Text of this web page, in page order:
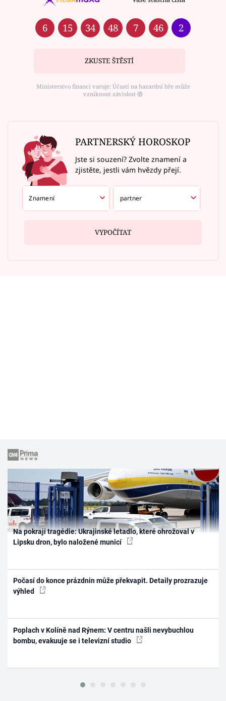
6 15 34 48 7 46 2
ZKUSTE ŠTĚSTÍ
Ministerstvo financí varuje: Účastí na hazardní hře může
vzniknout závislost ⑱
PARTNERSKÝ HOROSKOP
Jste si souzení? Zvolte znamení a
zjistěte, jestli vám hvězdy přejí.
VYPOČÍTAT
Na pokraji tragédie: Ukrajinské letadlo, které ohrožoval v
Lipsku dron, bylo naložené municí
Počasí do konce prázdnin může překvapit. Detaily prozrazuje
výhled
Poplach v Kolíně nad Rýnem: V centru našli nevybuchlou
bombu, evakuuje se i televizní studio